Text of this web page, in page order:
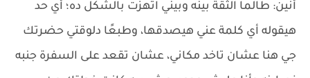
أنين: طالما الثقة بينه وبيني اتهزت بالشكل ده؛ أي حد
هيقوله أي كلمة عني هيصدقها، وطبعًا دلوقتي حضرتك
جي هنا عشان تاخد مكاني، عشان تقعد على السفرة جنبه